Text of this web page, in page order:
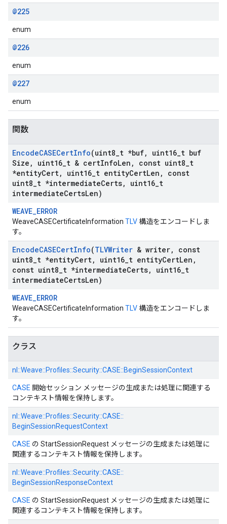
@225
enum
@226
enum
@227
enum
関数
EncodeCASECertInfo(uint8 t *buf, uint16 t buf
Size , uint16 t & certInfoLen , const uint8 t
*entityCert, uint16 t entityCertLen ,
const
uint8 t *intermediateCerts, uint16 t
intermediateCertsLen)
WEAVE_ERROR
WeaveCASECertificateInformation TLV 構造をエンコードしま
す。
EncodeCASECertInfo(TLVWriter & writer,
const
uint8 t *entityCert, uint16 t entityCertLen ,
const uint8 t *intermediateCerts, uint16 t
intermediateCertsLen)
WEAVE_ERROR
WeaveCASECertificateInformation TLV 構造をエンコードしま
す。
クラス
nl::Weave::Profiles::Security::CASE::BeginSessionContext
CASE 開始セッション メッセージの生成または処理に関連する
コンテキスト情報を保持します。
nl::Weave::Profiles::Security::CASE::
BeginSessionRequestContext
CASE の StartSessionRequest メッセージの生成または処理に
関連するコンテキスト情報を保持します。
nl::Weave::Profiles::Security::CASE::
BeginSessionResponseContext
CASE の StartSessionRequest メッセージの生成または処理に
関連するコンテキスト情報を保持します。